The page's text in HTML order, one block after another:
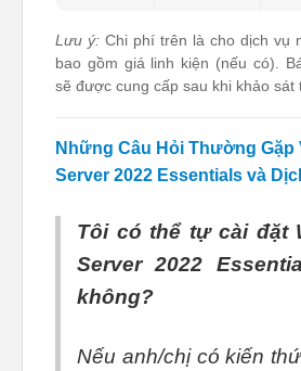
Lưu ý: Chi phí trên là cho dịch vụ
bao gồm giá linh kiện (nếu có).
sẽ được cung cấp sau khi khảo sát
Những Câu Hỏi Thường Gặp
Server 2022 Essentials và
Tôi có thể tự cài đặt
Server 2022
không?
Nếu anh/chị có kiến